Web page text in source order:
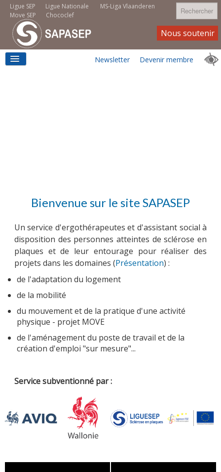
Ligue Nationale MS-Liga Vlaanderen
Ligue SEP
Move SEP
Chococlef
Rechercher
MOBILITÉ
ACTUALITÉS
NOUS CONTACTER
Newsletter
Nous soutenir
Devenir membre
Bienvenue sur le site SAPASEP
Un service d'ergothérapeutes et d'assistant social à
disposition des personnes atteintes de sclérose en
plaques et de leur entourage pour réaliser des
projets dans les domaines (Présentation) :
de l'adaptation du logement
de la mobilité
du mouvement et de la pratique d'une activité
physique - projet MOVE
de l'aménagement du poste de travail et de la
création d'emploi "sur mesure"...
Service subventionné par :